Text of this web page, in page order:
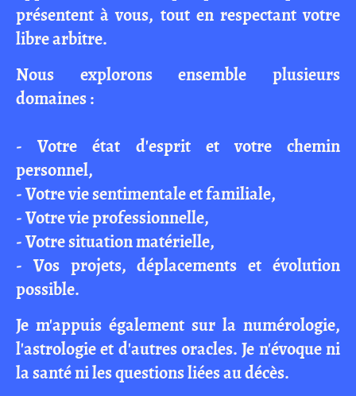
présentent à vous, tout en respectant votre
libre arbitre.
Nous explorons ensemble plusieurs
domaines :
- Votre état d'esprit et votre chemin
personnel,
- Votre vie sentimentale et familiale,
- Votre vie professionnelle,
- Votre situation matérielle,
- Vos projets, déplacements et évolution
possible.
Je m'appuis également sur la numérologie,
l'astrologie et d'autres oracles. Je n'évoque ni
la santé ni les questions liées au décès.